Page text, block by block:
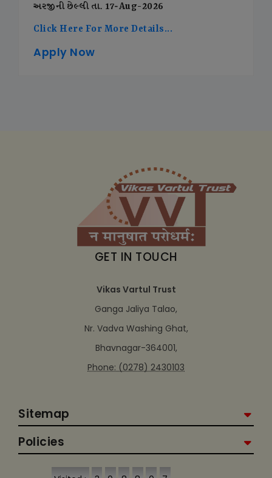
અરજીની છેલ્લી તા. 17-Aug-2026
Click Here For More Details...
Apply Now
GET IN TOUCH
Vikas Vartul Trust
Ganga Jaliya Talao,
Nr. Vadva Washing Ghat,
Bhavnagar-364001,
Phone: (0278) 2430103
Sitemap
Policies